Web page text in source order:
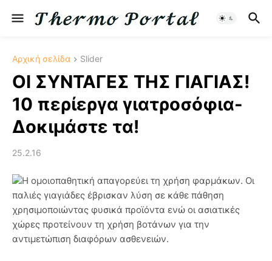
Αρχική σελίδα Slider
OI ΣΥΝΤΑΓΕΣ ΤΗΣ ΓΙΑΓΙΑΣ!
10 περίεργα γιατροσόφια-
Δοκιμάστε τα!
25.2.16
Η ομοιοπαθητική απαγορεύει τη χρήση φαρμάκων. Οι
παλιές γιαγιάδες έβρισκαν λύση σε κάθε πάθηση
χρησιμοποιώντας φυσικά προϊόντα ενώ οι ασιατικές
χώρες προτείνουν τη χρήση βοτάνων για την
αντιμετώπιση διαφόρων ασθενειών.